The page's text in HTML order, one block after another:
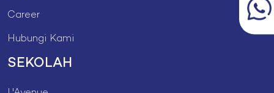
Career
Hubungi Kami
SEKOLAH